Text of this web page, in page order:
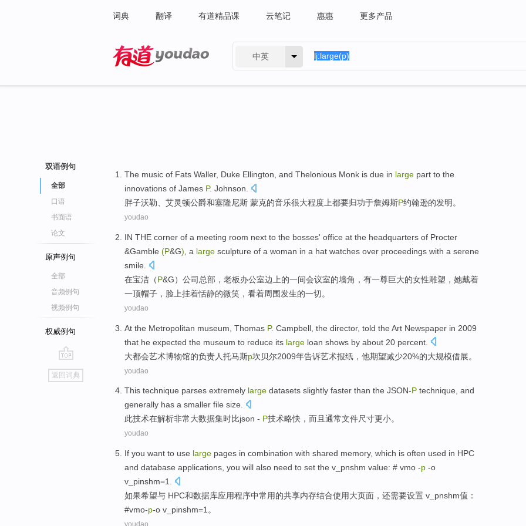
词典 翻译 有道精品课 云笔记 惠惠 更多产品
中英
双语例句
全部
口语
书面语
论文
原声例句
全部
音频例句
视频例句
权威例句
go
top
返回词典
The music of Fats Waller, Duke Ellington and Thelonious Monk is due in large part to the
innovations of James P. Johnson
胖子沃勒 艾灵顿公爵和塞隆尼斯 蒙克的音乐很大程度上都要归功于詹姆斯P约翰逊的发明 。
youdao
IN THE corner of a meeting room next to the bosses' office at the headquarters of Procter
&Gamble (P&G) , a large sculpture of a woman in a hat watches over proceedings with a serene
smile
在宝洁 （P&G）公司 总部 ， 老板办公室边上的一间会议室的墙角 ，有一尊巨大的女性雕塑 ，她戴着
一顶帽子 ，脸上挂着恬静的微笑 ， 看着周围发生的一切。
youdao
At the Metropolitan museum Thomas P. Campbell the director, told the Art Newspaper in 2009
that he expected the museum to reduce its large loan shows by about 20 percent.
大都会艺术博物馆的负责人托马斯p坎贝尔2009年告诉艺术报纸 ， 他期望减少20%的大规模借展。
youdao
This technique parses extremely large datasets slightly faster than the JSON-P technique, and
generally has a smaller file size.
此技术在解析非常大数据集时比json - P技术略快 ， 而且 通常文件尺寸更小。
youdao
If you want to use large pages in combination with shared memory, which is often used in HPC
and database applications , you will also need to set the v_pnshm value: # vmo -p -o
v_pinshm=1
如果希望与 HPC和数据库应用程序中常用的共享内存结合使用大页面 ， 还需要设置 v_pnshm值 ：
#vmo-p-o v_pinshm=1 。
youdao